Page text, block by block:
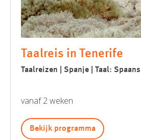
Taalreis in Tenerife
Taalreizen | Spanje | Taal: Spaans
vanaf 2 weken
Bekijk programma